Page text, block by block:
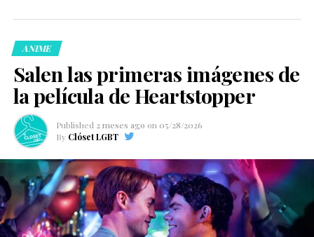
ANIME
Salen las primeras imágenes de
la película de Heartstopper
Published 2 meses ago on 05/28/2026
By Clóset LGBT